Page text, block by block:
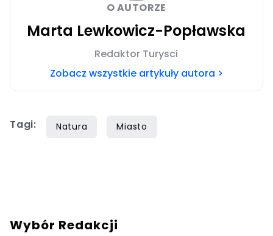
O AUTORZE
Marta Lewkowicz-Popławska
Redaktor Turysci
Zobacz wszystkie artykuły autora >
Tagi: Natura Miasto
Wybór Redakcji